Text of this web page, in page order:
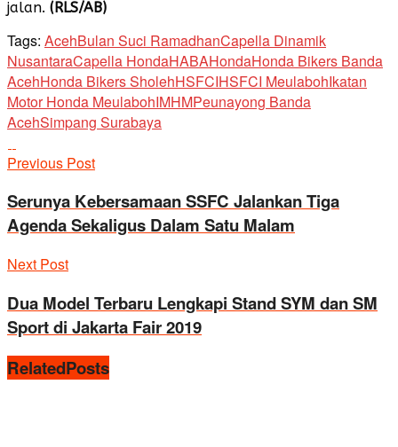
jalan. (RLS/AB)
Tags: AcehBulan Suci RamadhanCapella Dinamik
NusantaraCapella HondaHABAHondaHonda Bikers Banda
AcehHonda Bikers SholehHSFCIHSFCI MeulabohIkatan
Motor Honda MeulabohIMHMPeunayong Banda
AcehSimpang Surabaya
Previous Post
Serunya Kebersamaan SSFC Jalankan Tiga
Agenda Sekaligus Dalam Satu Malam
Next Post
Dua Model Terbaru Lengkapi Stand SYM dan SM
Sport di Jakarta Fair 2019
RelatedPosts